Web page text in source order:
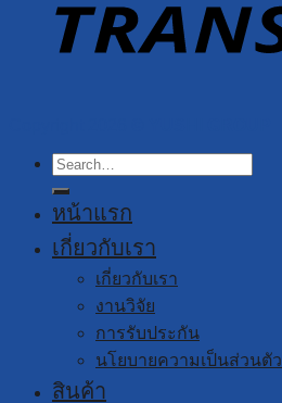
Search
for:
หน้าแรก
เกี่ยวกับเรา
เกี่ยวกับเรา
งานวิจัย
การรับประกัน
นโยบายความเป็นส่วนตัว
สินค้า